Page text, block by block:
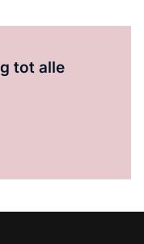
tot alle